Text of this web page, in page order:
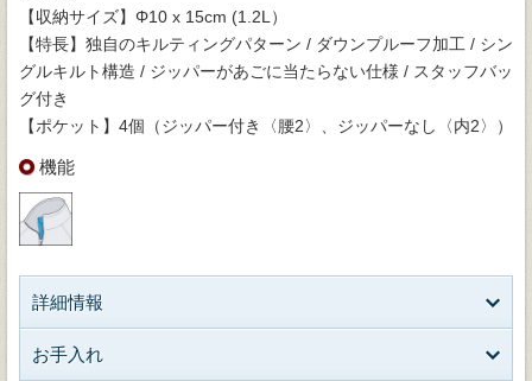
【収納サイズ】Φ10 x 15cm (1.2L）
【特長】独自のキルティングパターン / ダウンプルーフ加工 / シン
グルキルト構造 / ジッパーがあごに当たらない仕様 / スタッフバッ
グ付き
【ポケット】4個（ジッパー付き〈腰2〉、ジッパーなし〈内2〉）
機能
詳細情報
お手入れ